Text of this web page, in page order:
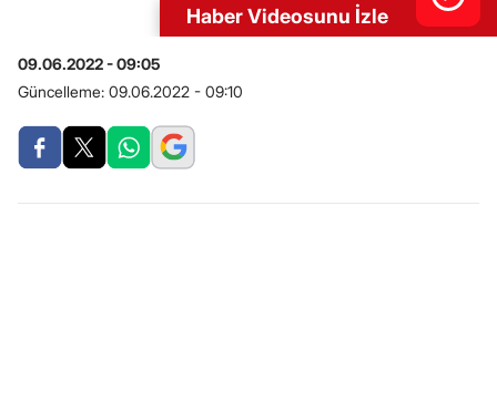
Haber Videosunu İzle
09.06.2022 - 09:05
Güncelleme: 09.06.2022 - 09:10